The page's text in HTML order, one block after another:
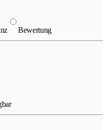
Bewertung